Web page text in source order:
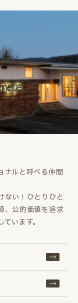
ナルと呼べる仲間
ない！ひとりひと
、公的価値を追求
います。